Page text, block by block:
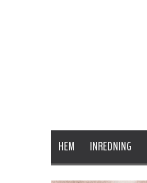
HEM INREDNING